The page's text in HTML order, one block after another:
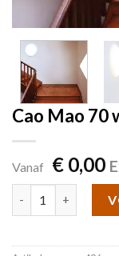
Cao Mao 70
Vanaf €0,00